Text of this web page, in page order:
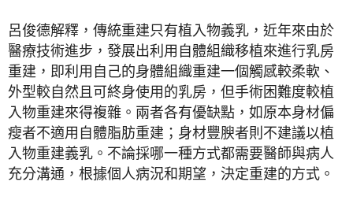
呂俊德解釋，傳統重建只有植入物義乳，近年來由於
醫療技術進步，發展出利用自體組織移植來進行乳房
重建，即利用自己的身體組織重建一個觸感較柔軟、
外型較自然且可終身使用的乳房，但手術困難度較植
入物重建來得複雜。兩者各有優缺點，如原本身材偏
瘦者不適用自體脂肪重建；身材豐腴者則不建議以植
入物重建義乳。不論採哪一種方式都需要醫師與病人
充分溝通，根據個人病況和期望，決定重建的方式。